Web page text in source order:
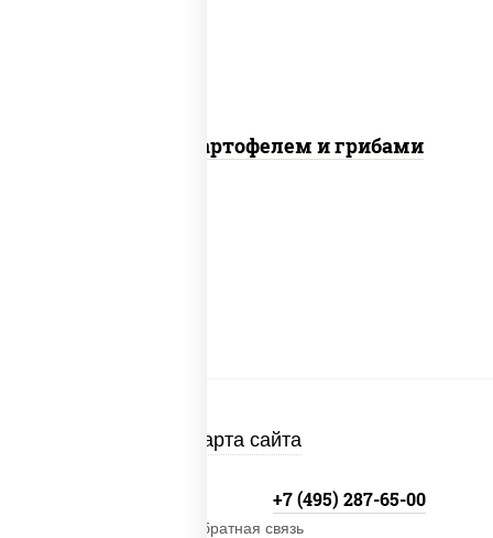
Говядина с картофелем и грибами
Карта сайта
+7 (495) 287-65-00
Обратная связь